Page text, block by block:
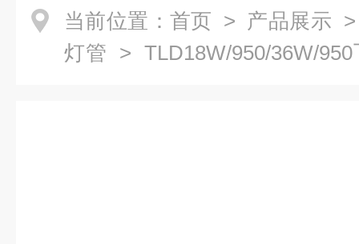
当前位置： 首页 > 产品展示
灯管 > TLD18W/950/36W/